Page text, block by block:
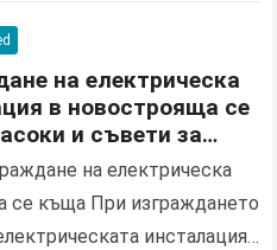
на електрическа
в новострояща се
и съвети за
правилните
и процес на
на електрическа
се къща При изграждането
инсталация